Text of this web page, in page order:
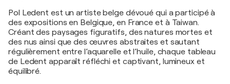
Pol Ledent est un artiste belge dévoué qui a participé à
des expositions en Belgique, en France et à Taiwan.
Créant des paysages figuratifs, des natures mortes et
des nus ainsi que des œuvres abstraites et sautant
régulièrement entre l’aquarelle et l’huile, chaque tableau
de Ledent apparaît réfléchi et captivant, lumineux et
équilibré.